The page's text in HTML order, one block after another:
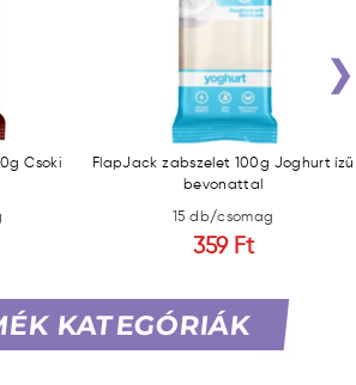
Csoki
FlapJack zabszelet 100g Joghurt ízű
bevonattal
15 db/csomag
359 Ft
›
KATEGÓRIÁK